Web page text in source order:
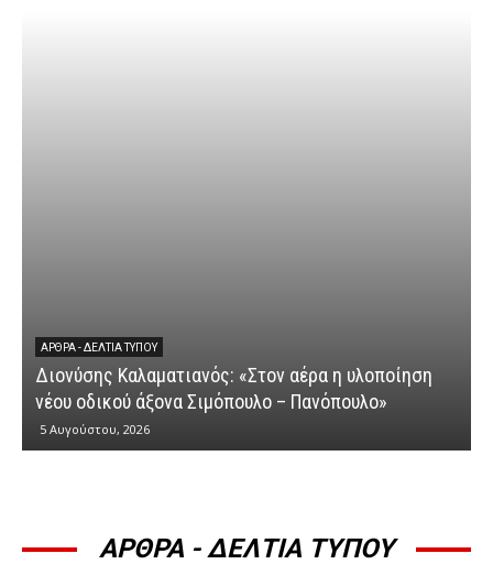
ΆΡΘΡΑ - ΔΕΛΤΊΑ ΤΎΠΟΥ
Διονύσης Καλαματιανός: «Στον αέρα η υλοποίηση
νέου οδικού άξονα Σιμόπουλο – Πανόπουλο»
5 Αυγούστου, 2026
ΑΡΘΡΑ - ΔΕΛΤΙΑ ΤΥΠΟΥ
ΆΡΘΡΑ - ΔΕΛΤΊΑ ΤΎΠΟΥ